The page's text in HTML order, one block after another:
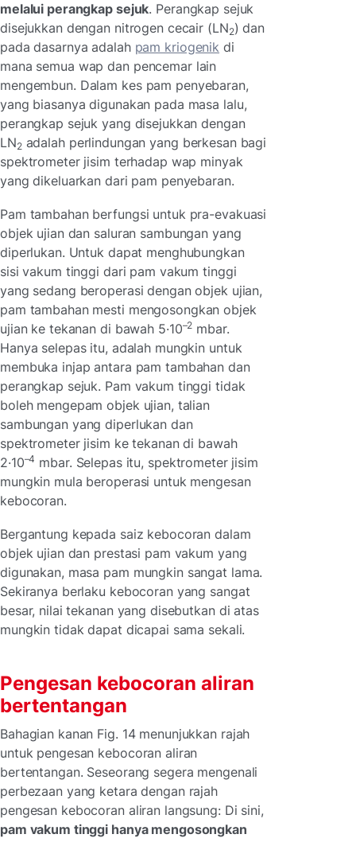
melalui perangkap sejuk. Perangkap sejuk
disejukkan dengan nitrogen cecair (LN2) dan
pada dasarnya adalah pam kriogenik di
mana semua wap dan pencemar lain
mengembun. Dalam kes pam penyebaran,
yang biasanya digunakan pada masa lalu,
perangkap sejuk yang disejukkan dengan
LN2adalah perlindungan yang berkesan bagi
spektrometer jisim terhadap wap minyak
yang dikeluarkan dari pam penyebaran.
Pam tambahan berfungsi untuk pra-evakuasi
objek ujian dan saluran sambungan yang
diperlukan. Untuk dapat menghubungkan
sisi vakum tinggi dari pam vakum tinggi
yang sedang beroperasi dengan objek ujian,
pam tambahan mesti mengosongkan objek
ujian ke tekanan di bawah 5·10–2 mbar.
Hanya selepas itu, adalah mungkin untuk
membuka injap antara pam tambahan dan
perangkap sejuk. Pam vakum tinggi tidak
boleh mengepam objek ujian, talian
sambungan yang diperlukan dan
spektrometer jisim ke tekanan di bawah
2·10–4 mbar. Selepas itu, spektrometer jisim
mungkin mula beroperasi untuk mengesan
kebocoran.
Bergantung kepada saiz kebocoran dalam
objek ujian dan prestasi pam vakum yang
digunakan, masa pam mungkin sangat lama.
Sekiranya berlaku kebocoran yang sangat
besar, nilai tekanan yang disebutkan di atas
mungkin tidak dapat dicapai sama sekali.
Pengesan kebocoran aliran
bertentangan
Bahagian kanan Fig. 14 menunjukkan rajah
untuk pengesan kebocoran aliran
bertentangan. Seseorang segera mengenali
perbezaan yang ketara dengan rajah
pengesan kebocoran aliran langsung: Di sini,
pam vakum tinggi hanya mengosongkan